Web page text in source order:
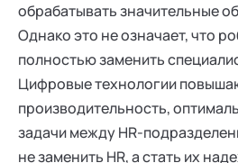
обрабатывать значительные
Однако это не означает, что
полностью заменить
Цифровые технологии
производительность,
задачи между HR-
не заменить HR, а стать их